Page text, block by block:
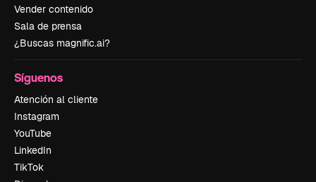
Vender contenido
Sala de prensa
¿Buscas magnific.ai?
Síguenos
Atención al cliente
Instagram
YouTube
LinkedIn
TikTok